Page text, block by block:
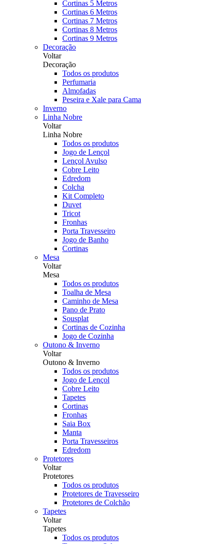
Cortinas 5 Metros
Cortinas 6 Metros
Cortinas 7 Metros
Cortinas 8 Metros
Cortinas 9 Metros
Decoração
Voltar
Decoração
Todos os produtos
Perfumaria
Almofadas
Peseira e Xale para Cama
Inverno
Linha Nobre
Voltar
Linha Nobre
Todos os produtos
Jogo de Lençol
Lençol Avulso
Cobre Leito
Edredom
Colcha
Kit Completo
Duvet
Tricot
Fronhas
Porta Travesseiro
Jogo de Banho
Cortinas
Mesa
Voltar
Mesa
Todos os produtos
Toalha de Mesa
Caminho de Mesa
Pano de Prato
Sousplat
Cortinas de Cozinha
Jogo de Cozinha
Outono & Inverno
Voltar
Outono & Inverno
Todos os produtos
Jogo de Lençol
Cobre Leito
Tapetes
Cortinas
Fronhas
Saia Box
Manta
Porta Travesseiros
Edredom
Protetores
Voltar
Protetores
Todos os produtos
Protetores de Travesseiro
Protetores de Colchão
Tapetes
Voltar
Tapetes
Todos os produtos